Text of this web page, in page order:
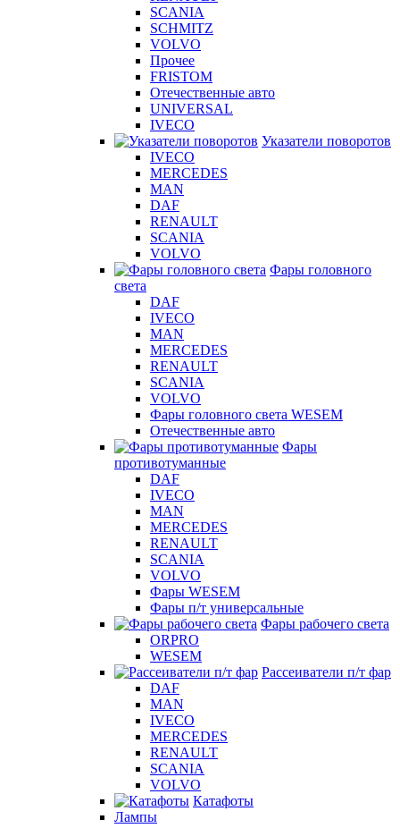
SCANIA
SCHMITZ
VOLVO
Прочее
FRISTOM
Отечественные авто
UNIVERSAL
IVECO
Указатели поворотов
IVECO
MERCEDES
MAN
DAF
RENAULT
SCANIA
VOLVO
Фары головного
света
DAF
IVECO
MAN
MERCEDES
RENAULT
SCANIA
VOLVO
Фары головного света WESEM
Отечественные авто
Фары
противотуманные
DAF
IVECO
MAN
MERCEDES
RENAULT
SCANIA
VOLVO
Фары WESEM
Фары п/т универсальные
Фары рабочего света
ORPRO
WESEM
Рассеиватели п/т фар
DAF
MAN
IVECO
MERCEDES
RENAULT
SCANIA
VOLVO
Катафоты
Лампы